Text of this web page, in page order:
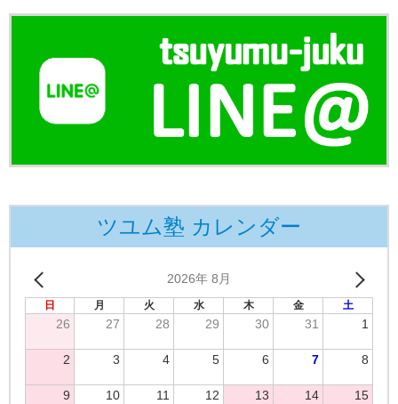
ツユム塾 カレンダー
2026年 8月
日 月 火 水 木 金 土
26 27 28 29 30 31 1
2 3 4 5 6 7 8
9 10 11 12 13 14 15